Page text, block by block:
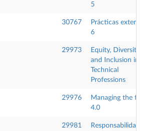
5
30767
Prácticas
6
29973
Equity, Diversity
and Inclusion in
Technical
Professions
29976
Managing the
4.0
29981
Responsabilidad